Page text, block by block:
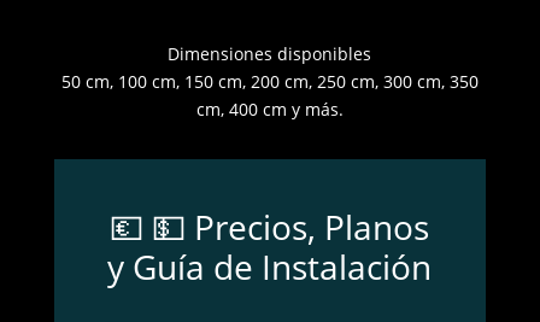
Dimensiones disponibles
50 cm, 100 cm, 150 cm, 200 cm, 250 cm, 300 cm, 350
cm, 400 cm y más.
💶 💵 Precios, Planos
y Guía de Instalación